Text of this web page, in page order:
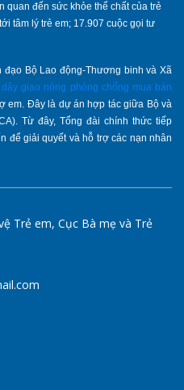
quan đến sức khỏe thể chất của trẻ
tâm lý trẻ em; 17.907 cuộc gọi tư
Bộ Lao động-Thương binh và Xã
giao nóng phòng chống mua bán
em. Đây là dự án hợp tác giữa Bộ và
Từ đây, Tổng đài chính thức tiếp
để giải quyết và hỗ trợ các nạn nhân
Trẻ em, Cục Bà mẹ và Trẻ